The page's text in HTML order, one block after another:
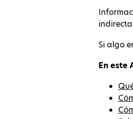
Si algo
En este